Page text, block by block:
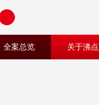
全案总览 关于沸点